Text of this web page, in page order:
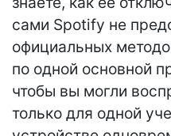
сами Spotify не
официальных
по одной основной
чтобы вы могли
только для одной